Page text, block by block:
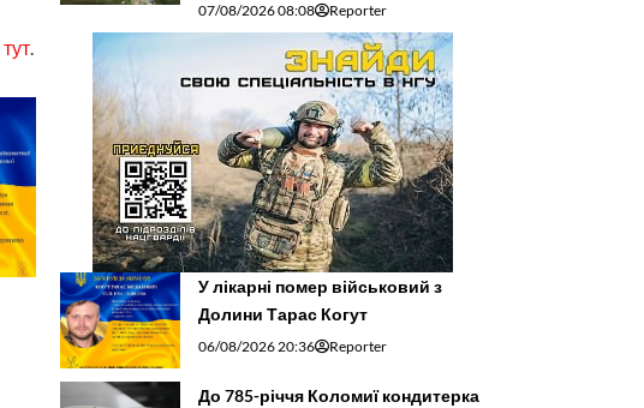
тут
07/08/2026 08:08 Reporter
У лікарні помер військовий з
Долини Тарас Когут
06/08/2026 20:36 Reporter
До 785-річчя Коломиї кондитерка